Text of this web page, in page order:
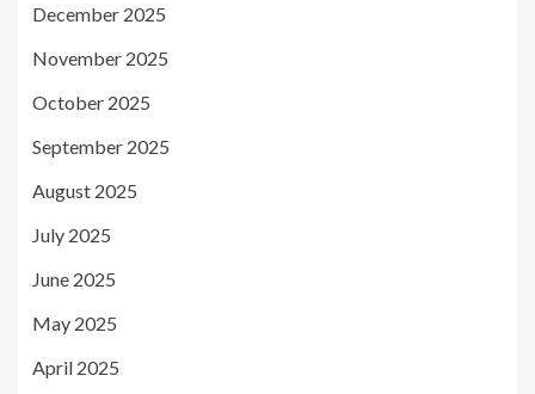
December 2025
November 2025
October 2025
September 2025
August 2025
July 2025
June 2025
May 2025
April 2025